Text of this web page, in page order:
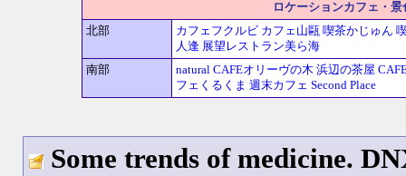
ロケーションカフェ・
北部
カフェフクルビ カフェ山甌 喫茶かじゅん
人逢 展望レストラン美ら海
南部
natural CAFEオリーヴの木 浜辺の茶屋
フェくるくま 週末カフェ Second Place
Some trends of medicine.